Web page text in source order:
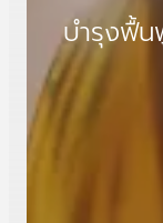
บำรุงฟื้น